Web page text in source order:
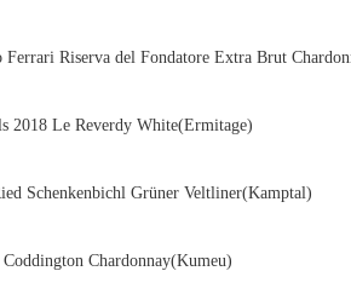
Riserva del Fondatore Extra Brut
Le Reverdy White(Ermitage)
Schenkenbichl Grüner Veltliner(Kamptal)
Chardonnay(Kumeu)